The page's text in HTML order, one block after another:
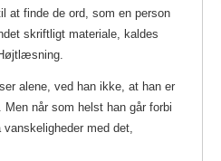
at finde de ord, som en person
skriftligt materiale, kaldes
alene, ved han ikke, at han er
når som helst han går forbi
med det,